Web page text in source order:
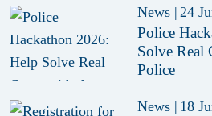
News | 24
Police
Solve Real
Police
News | 18